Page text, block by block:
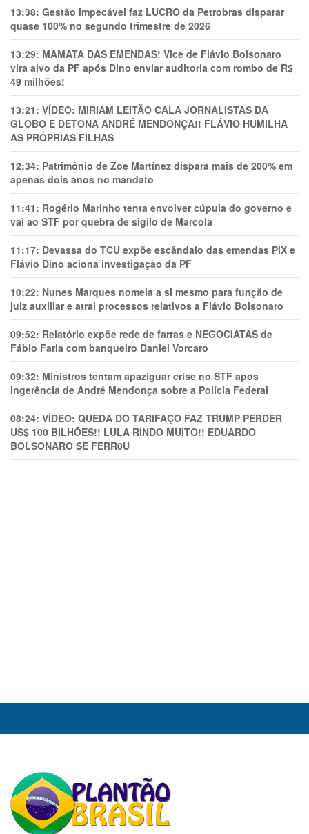
13:38: Gestão impecável faz LUCRO da Petrobras disparar
quase 100% no segundo trimestre de 2026
13:29: MAMATA DAS EMENDAS! Vice de Flávio Bolsonaro
vira alvo da PF após Dino enviar auditoria com rombo de R$
49 milhões!
13:21: VÍDEO: MIRIAM LEITÃO CALA JORNALISTAS DA
GLOBO E DETONA ANDRÉ MENDONÇA!! FLÁVIO HUMILHA
AS PRÓPRIAS FILHAS
12:34: Patrimônio de Zoe Martínez dispara mais de 200% em
apenas dois anos no mandato
11:41: Rogério Marinho tenta envolver cúpula do governo e
vai ao STF por quebra de sigilo de Marcola
11:17: Devassa do TCU expõe escândalo das emendas PIX e
Flávio Dino aciona investigação da PF
10:22: Nunes Marques nomeia a si mesmo para função de
juiz auxiliar e atrai processos relativos a Flávio Bolsonaro
09:52: Relatório expõe rede de farras e NEGOCIATAS de
Fábio Faria com banqueiro Daniel Vorcaro
09:32: Ministros tentam apaziguar crise no STF apos
ingerência de André Mendonça sobre a Polícia Federal
08:24: VÍDEO: QUEDA DO TARIFAÇO FAZ TRUMP PERDER
US$ 100 BILHÕES!! LULA RINDO MUITO!! EDUARDO
BOLSONARO SE FERR0U